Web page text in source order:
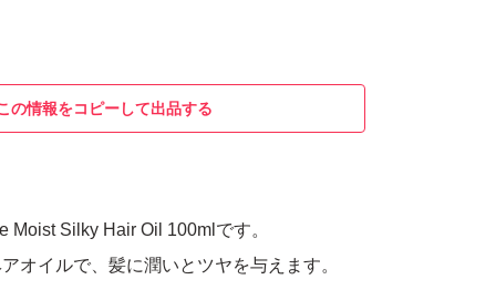
の情報をコピーして出品する
Moist Silky Hair Oil 100mlです。
オイルで、髪に潤いとツヤを与えます。